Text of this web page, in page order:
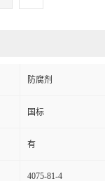
防腐剂
国标
有
4075-81-4